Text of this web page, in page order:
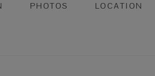
PHOTOS LOCATION